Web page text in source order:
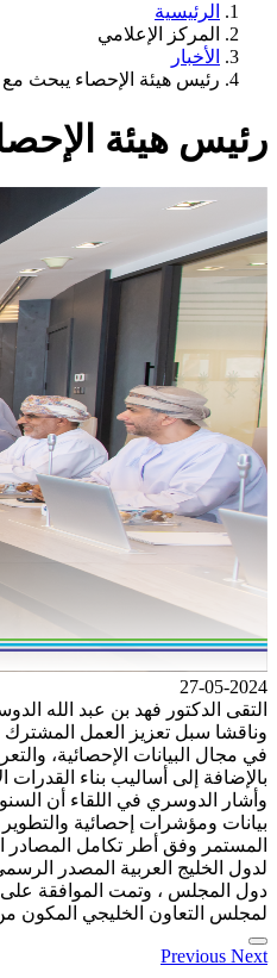
الرئيسية
المركز الإعلامي
الأخبار
رئيس هيئة الإحصاء يبحث
رئيس هيئة
27-05-2024
التقى الدكتور فهد بن عبد الله
وناقشا سبل تعزيز العمل المشترك
في مجال البيانات الإحصائية،
بالإضافة إلى أساليب بناء
وأشار الدوسري في اللقاء أن
بيانات ومؤشرات إحصائية
المستمر وفق أطر تكامل المصادر
لدول الخليج العربية المصدر
لمجلس التعاون الخليجي المكون
Previous Next